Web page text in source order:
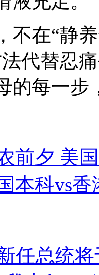
不在“静
代替忍
每一步
前夕 美
本科vs香
任总统